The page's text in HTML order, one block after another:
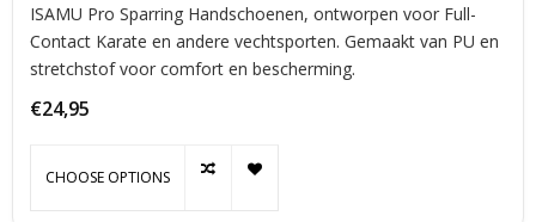
ISAMU Pro Sparring Handschoenen, ontworpen voor Full-
Contact Karate en andere vechtsporten. Gemaakt van PU en
stretchstof voor comfort en bescherming.
€24,95
CHOOSE OPTIONS